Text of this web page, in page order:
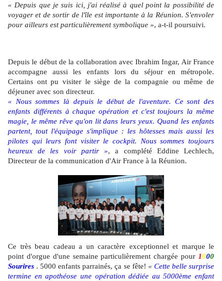
« Depuis que je suis ici, j'ai réalisé à quel point la possibilité de
voyager et de sortir de l'île est importante à la Réunion. S'envoler
pour ailleurs est particulièrement symbolique », a-t-il poursuivi.
Depuis le début de la collaboration avec Ibrahim Ingar, Air France
accompagne aussi les enfants lors du séjour en métropole.
Certains ont pu visiter le siège de la compagnie ou même de
déjeuner avec son directeur.
« Nous sommes là depuis le début de l'aventure. Ce sont des
enfants différents à chaque opération et c'est toujours la même
magie, le même rêve qu'on lit dans leurs yeux. Quand les enfants
partent, tout l'équipage s'implique : les hôtesses mais aussi les
pilotes qui leurs font visiter le cockpit. Nous sommes toujours
heureux de les voir partir », a complété Eddine Lechlech,
Directeur de la communication d'Air France à la Réunion.
Ce très beau cadeau a un caractère exceptionnel et marque le
point d'orgue d'une semaine particulièrement chargée pour 1000
Sourires . 5000 enfants parrainés, ça se fête! « Cette belle surprise
termine en apothéose une opération dédiée au 5000ème enfant